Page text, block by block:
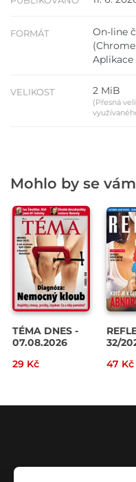
FORMÁT
On-line
Aplikace
VELIKOST 2 MiB
(Přesná
Mohlo by se
TÉMA DNES -
07.08.2026
29 Kč
32/
47 Kč